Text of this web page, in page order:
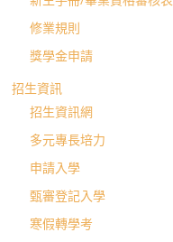
修業規則
獎學金申請
招生資訊
招生資訊網
多元專長培力
申請入學
甄審登記入學
寒假轉學考